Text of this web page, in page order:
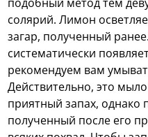
солярий. Лимон
загар, полученный
систематически
рекомендуем вам
Действительно, это
приятный запах, однако
полученный после его